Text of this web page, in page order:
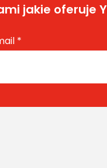
jakie oferuje
*